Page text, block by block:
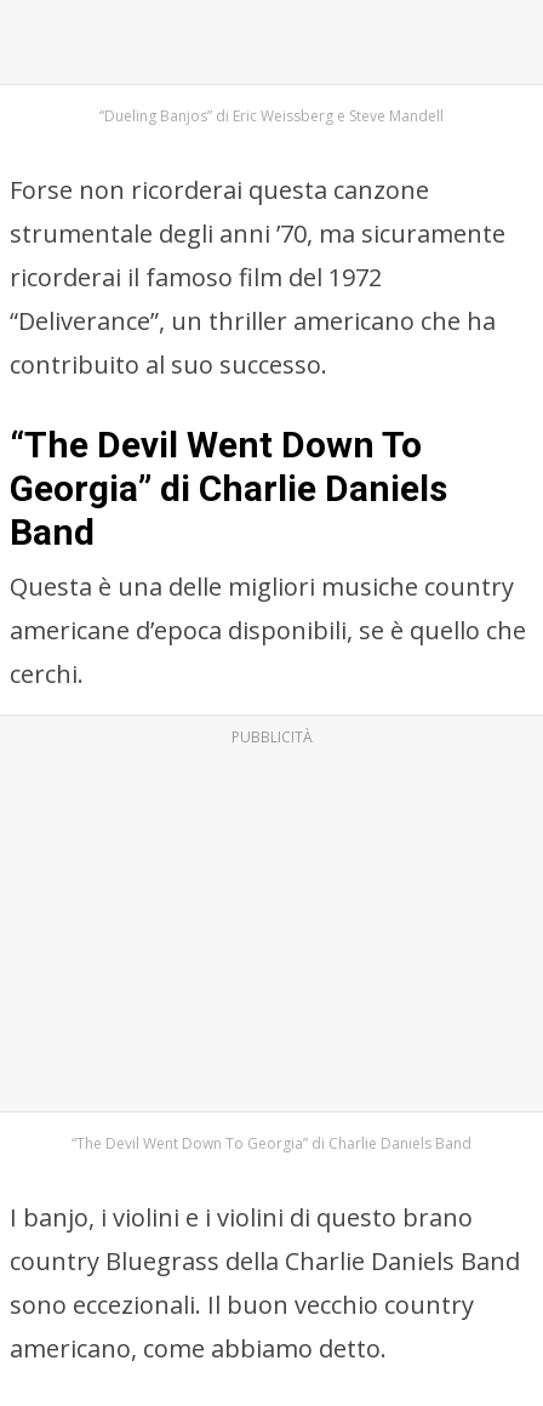
“Dueling Banjos” di Eric Weissberg e Steve Mandell
Forse non ricorderai questa canzone
strumentale degli anni ’70, ma sicuramente
ricorderai il famoso film del 1972
“Deliverance”, un thriller americano che ha
contribuito al suo successo.
“The Devil Went Down To
Georgia” di Charlie Daniels
Band
Questa è una delle migliori musiche country
americane d’epoca disponibili, se è quello che
cerchi.
PUBBLICITÀ
“The Devil Went Down To Georgia” di Charlie Daniels Band
I banjo, i violini e i violini di questo brano
country Bluegrass della Charlie Daniels Band
sono eccezionali. Il buon vecchio country
americano, come abbiamo detto.